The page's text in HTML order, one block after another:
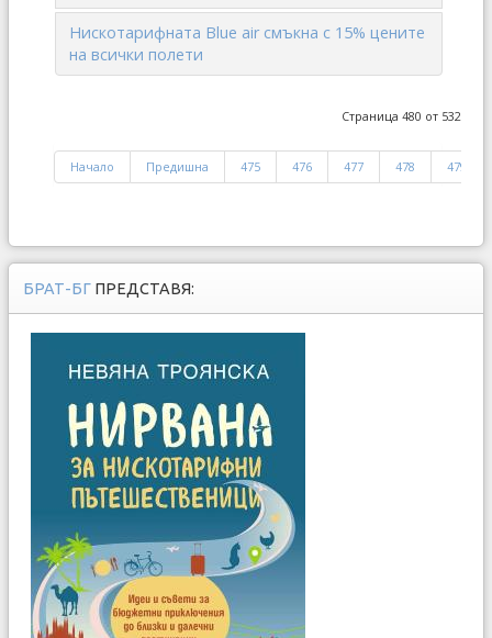
Нискотарифната Blue air смъкна с 15% цените
на всички полети
Страница 480 от 532
Начало Предишна 475 476 477 478 479
БРАТ-БГ ПРЕДСТАВЯ: